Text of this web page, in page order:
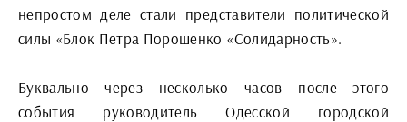
непростом деле стали представители политической
силы «Блок Петра Порошенко «Солидарность».
Буквально через несколько часов после этого
события руководитель Одесской городской